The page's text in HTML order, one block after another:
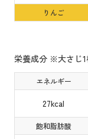
りんご
栄養成分 ※大さじ1
エネルギー
27kcal
飽和脂肪酸